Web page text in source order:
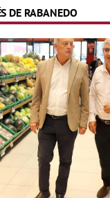
DE RABANEDO